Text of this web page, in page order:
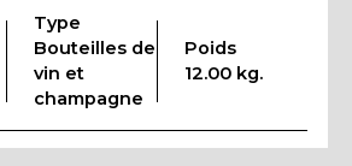
Type
Bouteilles de
vin et
champagne
Poids
12.00 kg.